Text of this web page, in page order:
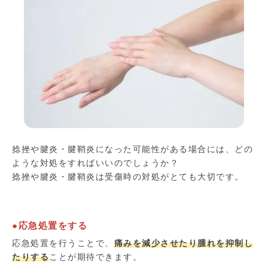
捻挫や腱炎・腱鞘炎になった可能性がある場合には、どの
ような対処をすればいいのでしょうか？
捻挫や腱炎・腱鞘炎は受傷時の対処がとても大切です。
●応急処置をする
応急処置を行うことで、 痛みを減少させたり腫れを抑制し
たりすることが期待できます。